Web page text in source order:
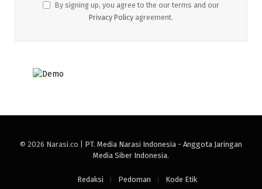
By signing up, you agree to the our terms and our
Privacy Policy agreement.
© 2026 Narasi.co | PT. Media Narasi Indonesia - Anggota Jaringan
Media Siber Indonesia.
Redaksi Pedoman Kode Etik